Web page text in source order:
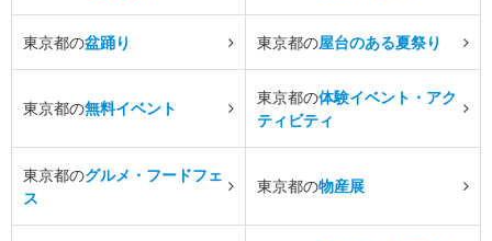
東京都の盆踊り 東京都の屋台のある夏祭り
東京都の無料イベント
東京都の体験イベント・アク
ティビティ
東京都のグルメ・フードフェ
ス
東京都の物産展